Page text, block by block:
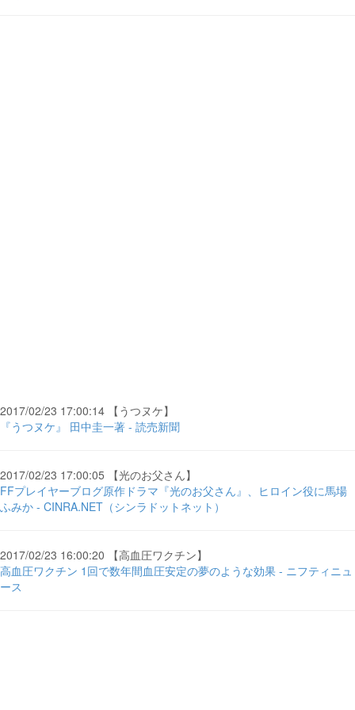
2017/02/23 17:00:14 【うつヌケ】
『うつヌケ』 田中圭一著 - 読売新聞
2017/02/23 17:00:05 【光のお父さん】
FFプレイヤーブログ原作ドラマ『光のお父さん』、ヒロイン役に馬場
ふみか - CINRA.NET（シンラドットネット）
2017/02/23 16:00:20 【高血圧ワクチン】
高血圧ワクチン 1回で数年間血圧安定の夢のような効果 - ニフティニュ
ース